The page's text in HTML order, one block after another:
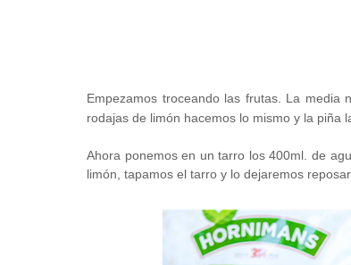
Empezamos troceando las frutas. La
rodajas de limón hacemos lo mismo y la piña
Ahora ponemos en un tarro los 400ml. de
limón, tapamos el tarro y lo dejaremos